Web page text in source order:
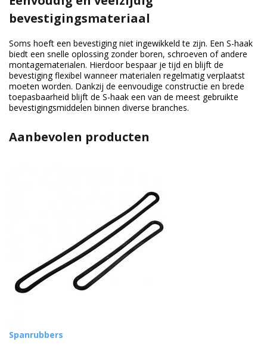
bevestigingsmateriaal
Soms hoeft een bevestiging niet ingewikkeld te zijn. Een S-haak
biedt een snelle oplossing zonder boren, schroeven of andere
montagematerialen. Hierdoor bespaar je tijd en blijft de
bevestiging flexibel wanneer materialen regelmatig verplaatst
moeten worden. Dankzij de eenvoudige constructie en brede
toepasbaarheid blijft de S-haak een van de meest gebruikte
bevestigingsmiddelen binnen diverse branches.
Aanbevolen producten
Spanrubbers